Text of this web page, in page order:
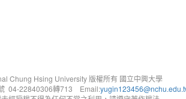
Chung Hsing University 版權所有 國立中興大學
04-22840306轉713 Email: